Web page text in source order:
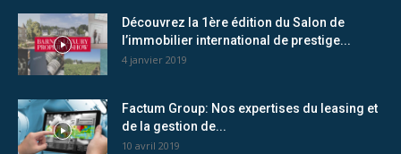
Découvrez la 1ère édition du Salon de
l’immobilier international de prestige...
4 janvier 2019
Factum Group: Nos expertises du leasing et
de la gestion de...
10 avril 2019